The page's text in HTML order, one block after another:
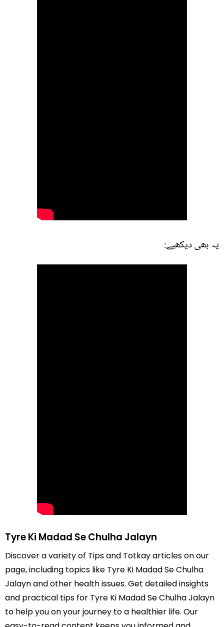
یہ بھی دیکھیے:
Tyre Ki Madad Se Chulha Jalayn
Discover a variety of Tips and Totkay articles on our
page, including topics like Tyre Ki Madad Se Chulha
Jalayn and other health issues. Get detailed insights
and practical tips for Tyre Ki Madad Se Chulha Jalayn
to help you on your journey to a healthier life. Our